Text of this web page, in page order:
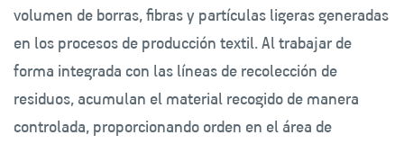
volumen de borras, fibras y partículas ligeras generadas
en los procesos de producción textil. Al trabajar de
forma integrada con las líneas de recolección de
residuos, acumulan el material recogido de manera
controlada, proporcionando orden en el área de